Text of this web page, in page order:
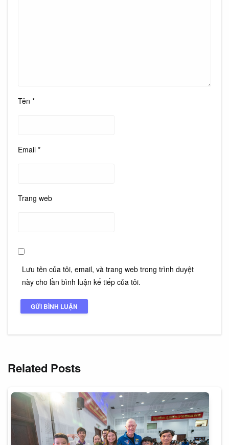
Tên *
Email *
Trang web
Lưu tên của tôi, email, và trang web trong trình duyệt
này cho lần bình luận kế tiếp của tôi.
Related Posts